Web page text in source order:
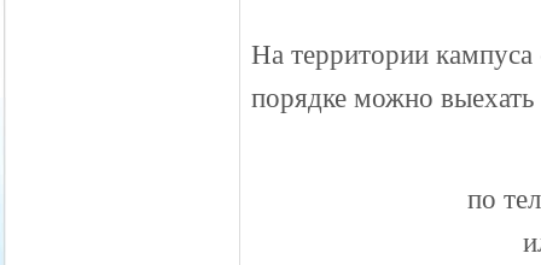
На территории
порядке можно
по